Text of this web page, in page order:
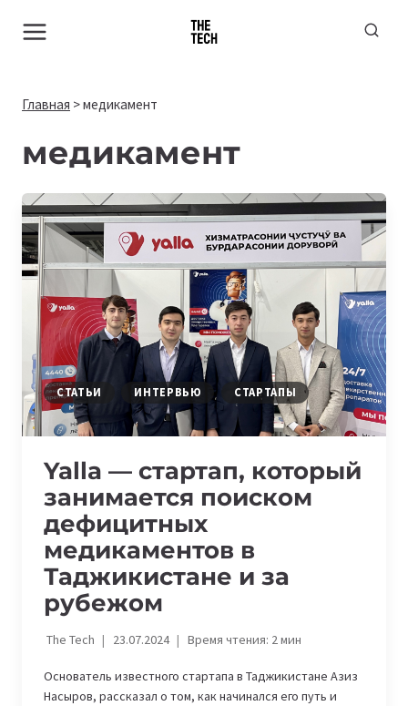
Главная >медикамент
медикамент
СТАТЬИ ИНТЕРВЬЮ СТАРТАПЫ
Yalla — стартап, который
занимается поиском
дефицитных
медикаментов в
Таджикистане и за
рубежом
The Tech 23.07.2024 Время чтения: 2мин
Основатель известного стартапа в Таджикистане Азиз
Насыров, рассказал о том, как начинался его путь и